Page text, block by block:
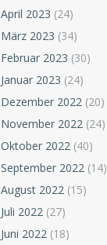
April 2023 (24)
März 2023 (34)
Februar 2023 (30)
Januar 2023 (24)
Dezember 2022 (20)
November 2022 (24)
Oktober 2022 (40)
September 2022 (14)
August 2022 (15)
Juli 2022 (27)
Juni 2022 (18)